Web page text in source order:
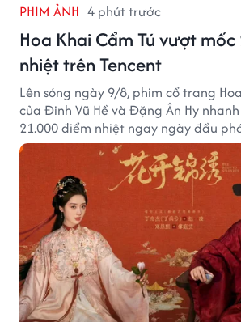
PHIM ẢNH 4 phút trước
Hoa Khai Cẩm Tú vượt
nhiệt trên Tencent
Lên sóng ngày 9/8, phim cổ trang
của Đinh Vũ Hề và Đặng Ân Hy
21.000 điểm nhiệt ngay ngày đầu
Tencent Video.